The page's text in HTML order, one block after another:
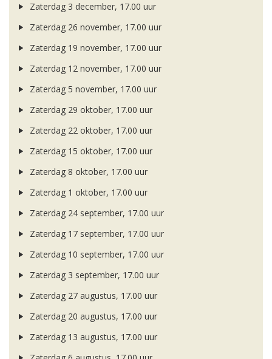
Zaterdag 3 december, 17.00 uur
Zaterdag 26 november, 17.00 uur
Zaterdag 19 november, 17.00 uur
Zaterdag 12 november, 17.00 uur
Zaterdag 5 november, 17.00 uur
Zaterdag 29 oktober, 17.00 uur
Zaterdag 22 oktober, 17.00 uur
Zaterdag 15 oktober, 17.00 uur
Zaterdag 8 oktober, 17.00 uur
Zaterdag 1 oktober, 17.00 uur
Zaterdag 24 september, 17.00 uur
Zaterdag 17 september, 17.00 uur
Zaterdag 10 september, 17.00 uur
Zaterdag 3 september, 17.00 uur
Zaterdag 27 augustus, 17.00 uur
Zaterdag 20 augustus, 17.00 uur
Zaterdag 13 augustus, 17.00 uur